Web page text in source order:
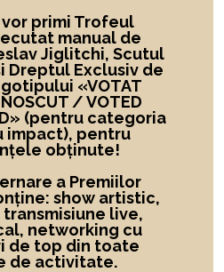
primi Trofeul
manual de
Jiglitchi, Scutul
Dreptul Exclusiv de
«VOTAT
/ VOTED
(pentru categoria
impact), pentru
obținute!
a Premiilor
show artistic,
transmisiune live,
networking cu
de top din toate
de activitate.